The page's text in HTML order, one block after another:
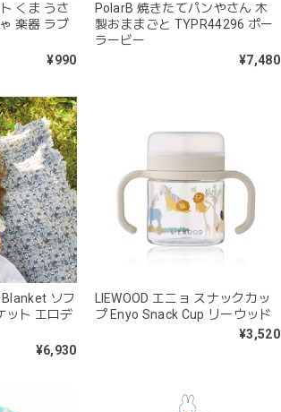
くま うさ
楽器 ラブ
¥990
PolarB 焼きたてパンやさん 木
製おままごと TYPR44296 ポー
ラービー
¥7,480
ソフ
ット エロデ
¥6,930
LIEWOOD エニョ スナックカッ
プ Enyo Snack Cup リーウッド
¥3,520